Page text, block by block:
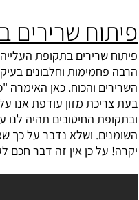
פיתוח
פיתוח שרירים בתקופת
הרבה פחמימות וחלבונים
השרירים והכוח. כאן האימרה
בעת צריכת מזון עודפת אנו
ובתקופת החיטובים תהיה
השומנים. ושלא נדבר על כך
יקרה! על כן אין זה דבר